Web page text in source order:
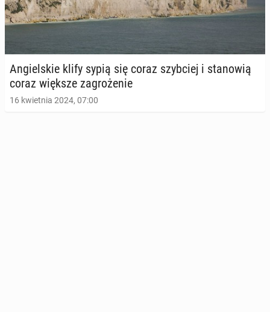
An­giel­skie klify sypią się coraz szyb­ciej i sta­no­wią
coraz większe za­gro­że­nie
16 kwietnia 2024, 07:00